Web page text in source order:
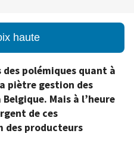
haute
polémiques quant à
piètre gestion des
Mais à l’heure
de ces
des producteurs